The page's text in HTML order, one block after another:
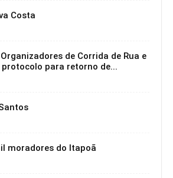
Costa
de Corrida de Rua e
protocolo para retorno de...
moradores do Itapoã